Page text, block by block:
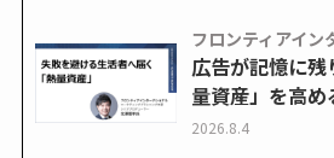
フロンティアイン
広告が記憶に
量資産」を高
2026.8.4